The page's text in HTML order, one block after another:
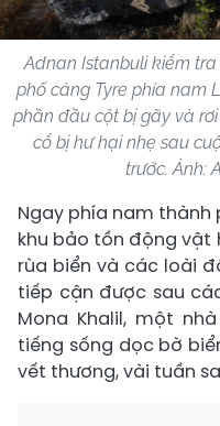
Adnan Istanbuli kiểm
phố cảng Tyre phía nam
phần đầu cột bị gãy và
cổ bị hư hại nhẹ sau
trước. Ảnh:
Ngay phía nam thành
khu bảo tồn động vật
rùa biển và các loài
tiếp cận được sau
Mona Khalil, một
tiếng sống dọc bờ
vết thương, vài tuần